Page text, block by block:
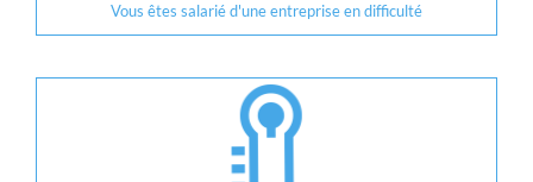
Vous êtes salarié d'une entreprise en difficulté